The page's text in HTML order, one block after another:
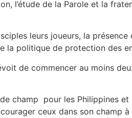
l’étude de la Parole et la
leurs joueurs, la présence
politique de protection des
de commencer au moins
champ pour les Philippines et
ceux dans son champ